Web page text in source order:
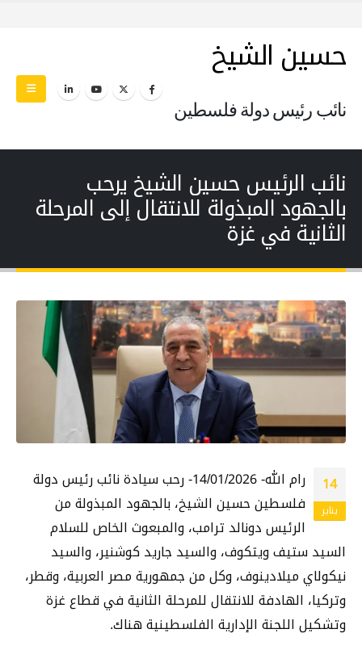
حسين الشيخ
نائب رئيس دولة فلسطين
نائب الرئيس حسين الشيخ يرحب
بالجهود المبذولة للانتقال إلى المرحلة
الثانية في غزة
14
يناير
رام الله- 14/01/2026- رحب سيادة نائب رئيس دولة
فلسطين حسين الشيخ، بالجهود المبذولة من
الرئيس دونالد ترامب، والمبعوث الخاص للسلام
السيد ستيف ويتكوف، والسيد جاريد كوشنير، والسيد
نيكولاي ميلادينوف، وكل من جمهورية مصر العربية، وقطر،
وتركيا، الهادفة للانتقال للمرحلة الثانية في قطاع غزة
وتشكيل اللجنة الإدارية الفلسطينية هناك.